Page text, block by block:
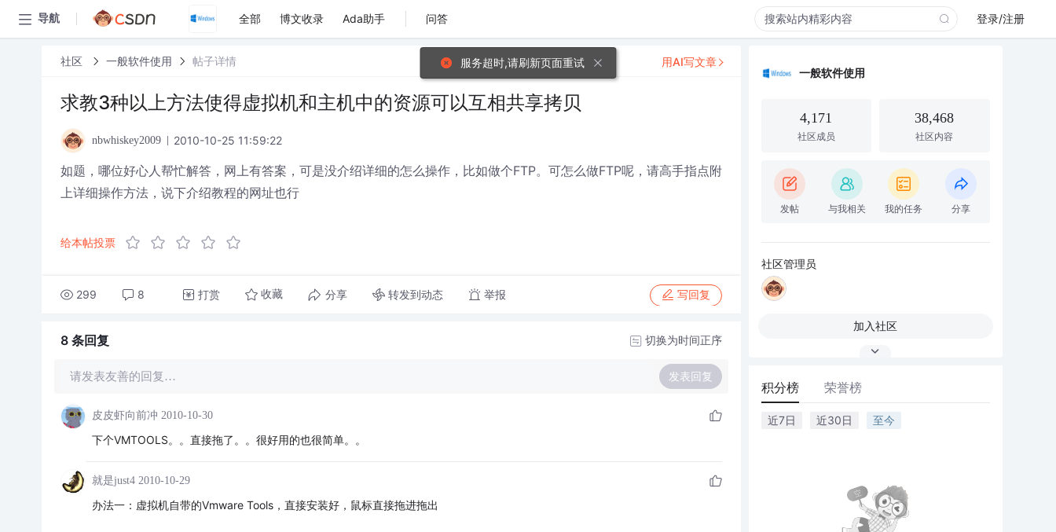
导航 全部 博文收录 Ada助手 问答 登录/注册
社区 一般软件使用 帖子详情
求教3种以上方法使得虚拟机和主机中的资源可以互相共享拷贝
nbwhiskey2009 2010-10-25 11:59:22
如题，哪位好心人帮忙解答，网上有答案，可是没介绍详细的怎么操作，比如做个FTP。可怎么做FTP呢，请高手指点附
上详细操作方法，说下介绍教程的网址也行
给本帖投票
299 8 打赏 收藏 分享 转发到动态 举报 写回复
用AI写文章
8 条回复 切换为时间正序
请发表友善的回复… 发表回复
皮皮虾向前冲 2010-10-30
下个VMTOOLS。。直接拖了。。很好用的也很简单。。
就是just4 2010-10-29
办法一：虚拟机自带的Vmware Tools，直接安装好，鼠标直接拖进拖出
一般软件使用
4,171
社区成员
38,468
社区内容
发帖 与我相关 我的任务 分享
社区管理员
加入社区
积分榜 荣誉榜
近7日 近30日 至今
服务超时,请刷新页面重试